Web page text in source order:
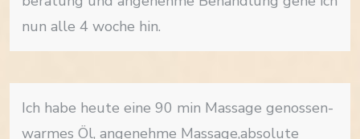
nun alle 4 woche hin.
Ich habe heute eine 90 min Massage genossen-
warmes Öl, angenehme Massage,absolute